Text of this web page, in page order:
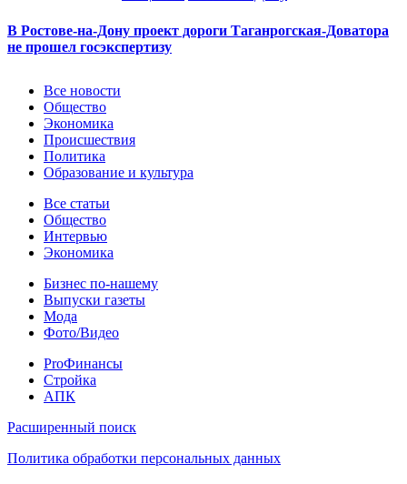
В Ростове-на-Дону проект дороги Таганрогская-Доватора
не прошел госэкспертизу
Новости
Все новости
Общество
Экономика
Происшествия
Политика
Образование и культура
Статьи
Все статьи
Общество
Интервью
Экономика
Разное
Бизнес по-нашему
Выпуски газеты
Мода
Фото/Видео
Pro
ProФинансы
Стройка
АПК
Информация
Расширенный поиск
Политика обработки персональных данных